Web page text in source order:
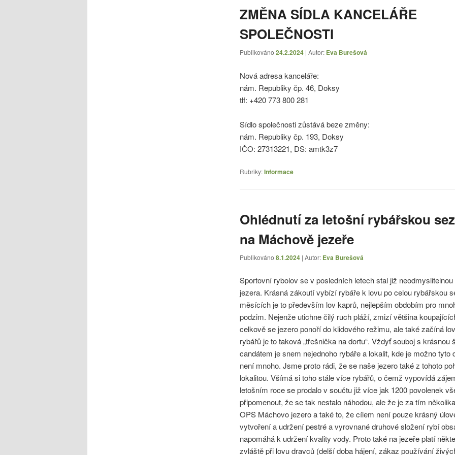
ZMĚNA SÍDLA KANCELÁŘE
SPOLEČNOSTI
Publikováno 24.2.2024 | Autor: Eva Burešová
Nová adresa kanceláře:
nám. Republiky čp. 46, Doksy
tlf: +420 773 800 281
Sídlo společnosti zůstává beze změny:
nám. Republiky čp. 193, Doksy
IČO: 27313221, DS: amtk3z7
Rubriky:Informace
Ohlédnutí za letošní rybářskou
na Máchově jezeře
Publikováno 8.1.2024 | Autor: Eva Burešová
Sportovní rybolov se v posledních letech stal již
jezera. Krásná zákoutí vybízí rybáře k lovu po celou rybářskou
měsících je to především lov kaprů, nejlepším obdobím pro
podzim. Nejenže utichne čilý ruch pláží, zmizí většina
celkově se jezero ponoří do klidového režimu, ale také začíná
rybářů je to taková „třešnička na dortu“. Vždyť souboj s krásnou
candátem je snem nejednoho rybáře a lokalit, kde je možno tyto
není mnoho. Jsme proto rádi, že se naše jezero také z tohoto
lokalitou. Všímá si toho stále více rybářů, o čemž vypovídá
letošním roce se prodalo v součtu již více jak 1200 povolenek
připomenout, že se tak nestalo náhodou, ale že je za tím
OPS Máchovo jezero a také to, že cílem není pouze krásný
vytvoření a udržení pestré a vyrovnané druhové složení rybí
napomáhá k udržení kvality vody. Proto také na jezeře platí
zvláště při lovu dravců (delší doba hájení, zákaz používání